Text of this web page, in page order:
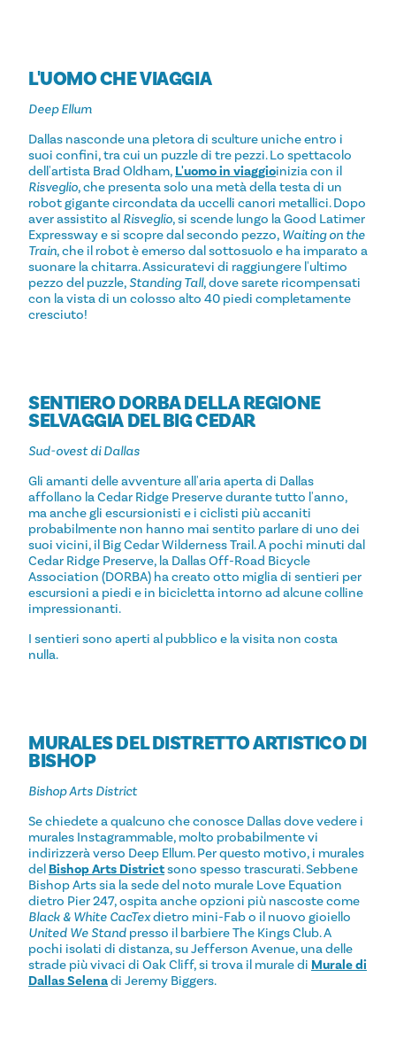
L'UOMO CHE VIAGGIA
Deep Ellum
Dallas nasconde una pletora di sculture uniche entro i
suoi confini, tra cui un puzzle di tre pezzi. Lo spettacolo
dell'artista Brad Oldham, L'uomo in viaggioinizia con il
Risveglio, che presenta solo una metà della testa di un
robot gigante circondata da uccelli canori metallici. Dopo
aver assistito al Risveglio, si scende lungo la Good Latimer
Expressway e si scopre dal secondo pezzo, Waiting on the
Train, che il robot è emerso dal sottosuolo e ha imparato a
suonare la chitarra. Assicuratevi di raggiungere l'ultimo
pezzo del puzzle,Standing Tall, dove sarete ricompensati
con la vista di un colosso alto 40 piedi completamente
cresciuto!
SENTIERO DORBA DELLA REGIONE
SELVAGGIA DEL BIG CEDAR
Sud-ovest di Dallas
Gli amanti delle avventure all'aria aperta di Dallas
affollano la Cedar Ridge Preserve durante tutto l'anno,
ma anche gli escursionisti e i ciclisti più accaniti
probabilmente non hanno mai sentito parlare di uno dei
suoi vicini, il Big Cedar Wilderness Trail. A pochi minuti dal
Cedar Ridge Preserve, la Dallas Off-Road Bicycle
Association (DORBA) ha creato otto miglia di sentieri per
escursioni a piedi e in bicicletta intorno ad alcune colline
impressionanti.
I sentieri sono aperti al pubblico e la visita non costa
nulla.
MURALES DEL DISTRETTO ARTISTICO DI
BISHOP
Bishop Arts District
Se chiedete a qualcuno che conosce Dallas dove vedere i
murales Instagrammable, molto probabilmente vi
indirizzerà verso Deep Ellum. Per questo motivo, i murales
del Bishop Arts Districtsono spesso trascurati. Sebbene
Bishop Arts sia la sede del noto murale Love Equation
dietro Pier 247, ospita anche opzioni più nascoste come
Black & White CacTexdietro mini-Fab o il nuovo gioiello
United We Stand presso il barbiere The Kings Club. A
pochi isolati di distanza, su Jefferson Avenue, una delle
strade più vivaci di Oak Cliff, si trova il murale di Murale di
Dallas Selenadi Jeremy Biggers.